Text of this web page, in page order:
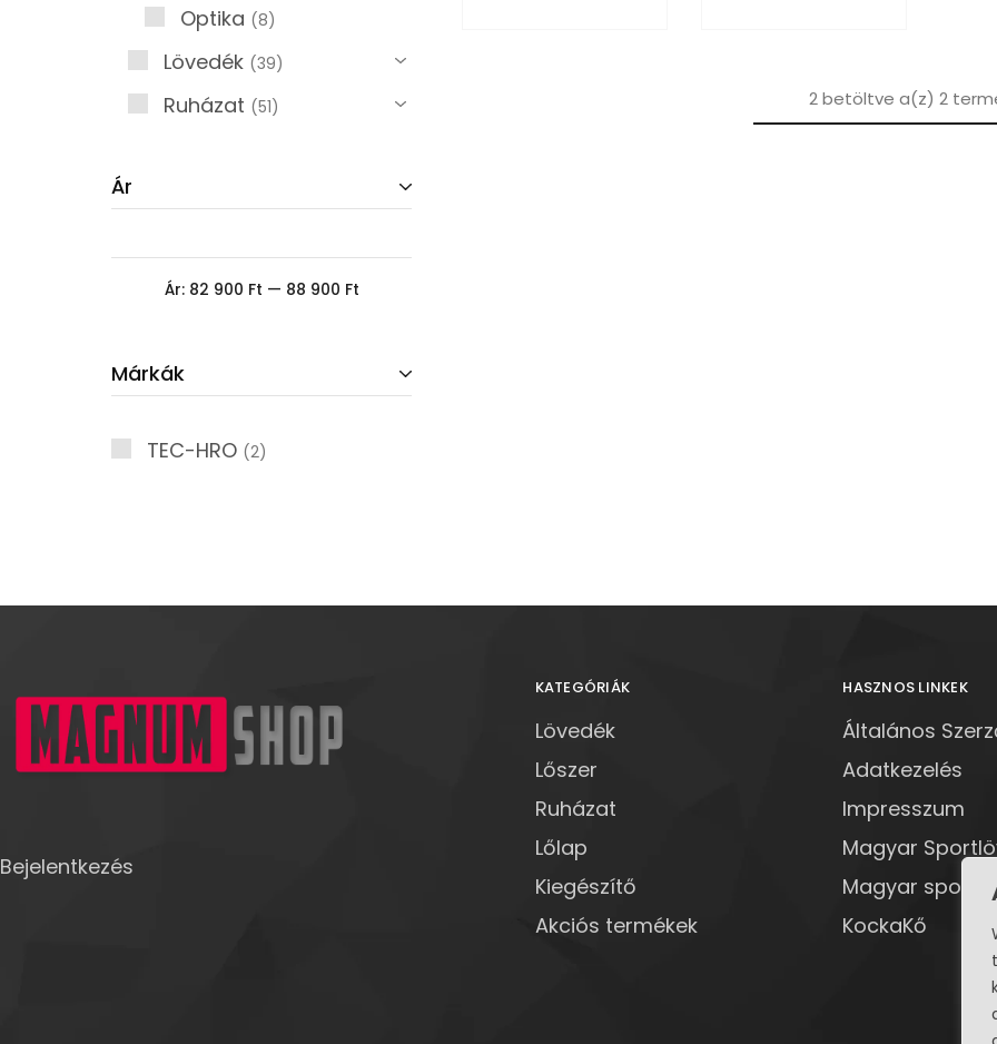
2betöltve a(z) 2
Optika 8
Lövedék 39
Ruházat 51
Ár
Ár: 82 900 Ft — 88 900 Ft
Márkák
TEC-HRO 2
Bejelentkezés
KATEGÓRIÁK
Lövedék
Lőszer
Ruházat
Lőlap
Kiegészítő
Akciós termékek
HASZNOS LINKEK
Általános
Adatkezelés
Impresszum
Magyar
Magyar
KockaKő